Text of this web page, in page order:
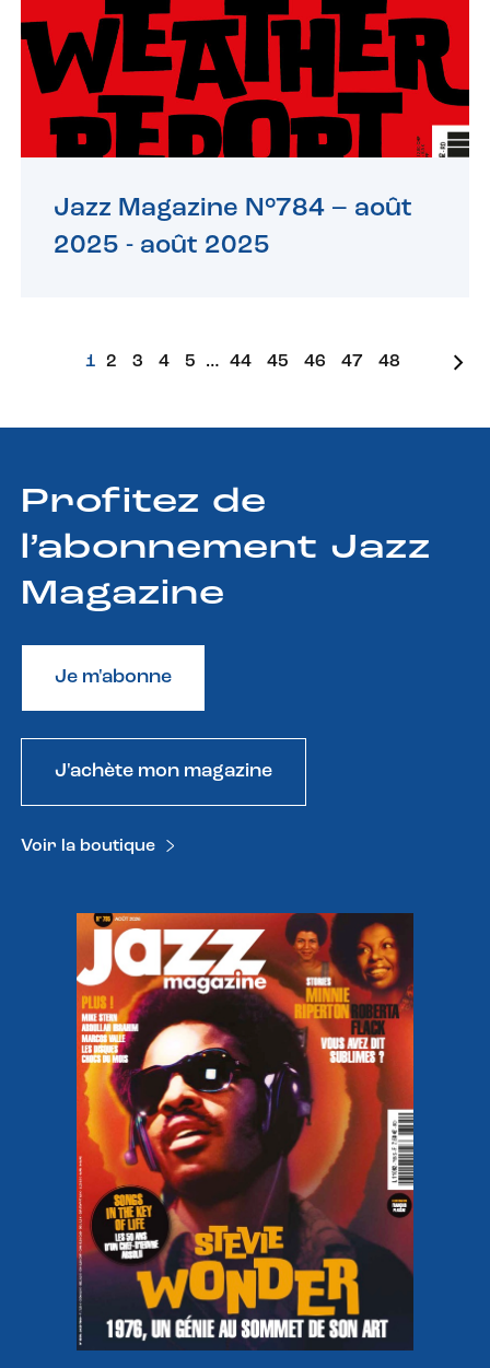
Jazz Magazine N°784 – août
2025 - août 2025
1 2 3 4 5 … 44 45 46 47 48
Profitez de
l’abonnement Jazz
Magazine
Je m'abonne
J'achète mon magazine
Voir la boutique